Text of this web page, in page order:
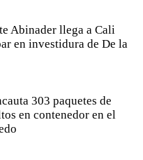
Abinader llega a Cali
en investidura de De la
303 paquetes de
en contenedor en el